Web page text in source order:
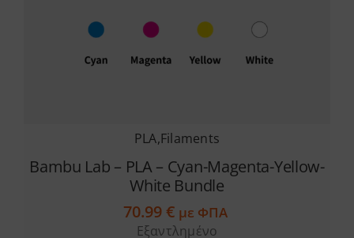
PLA,Filaments
Bambu Lab – PLA – Cyan-Magenta-Yellow-
White Bundle
70.99€ με ΦΠΑ
Εξαντλημένο